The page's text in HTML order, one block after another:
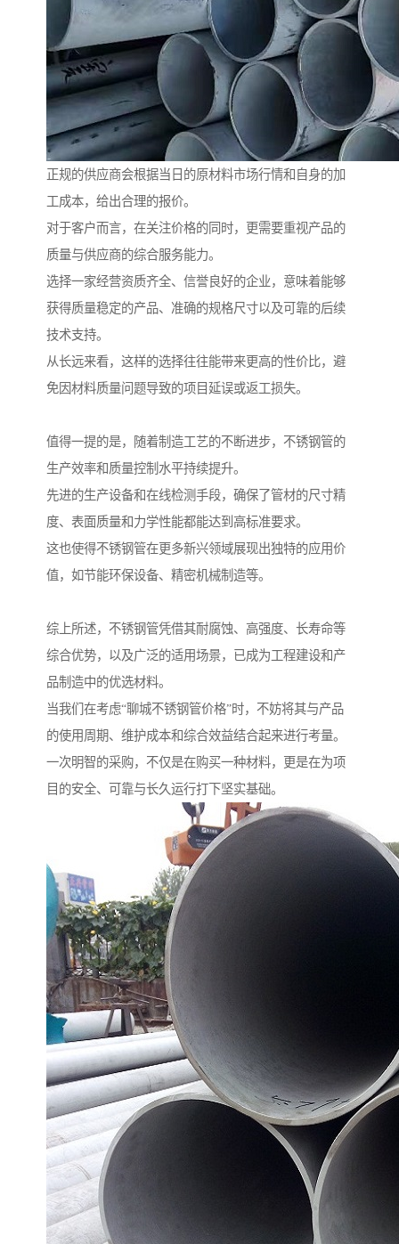
正规的供应商会根据当日的原材料市场行情和自身的加
工成本，给出合理的报价。
对于客户而言，在关注价格的同时，更需要重视产品的
质量与供应商的综合服务能力。
选择一家经营资质齐全、信誉良好的企业，意味着能够
获得质量稳定的产品、准确的规格尺寸以及可靠的后续
技术支持。
从长远来看，这样的选择往往能带来更高的性价比，避
免因材料质量问题导致的项目延误或返工损失。
值得一提的是，随着制造工艺的不断进步，不锈钢管的
生产效率和质量控制水平持续提升。
先进的生产设备和在线检测手段，确保了管材的尺寸精
度、表面质量和力学性能都能达到高标准要求。
这也使得不锈钢管在更多新兴领域展现出独特的应用价
值，如节能环保设备、精密机械制造等。
综上所述，不锈钢管凭借其耐腐蚀、高强度、长寿命等
综合优势，以及广泛的适用场景，已成为工程建设和产
品制造中的优选材料。
当我们在考虑“聊城不锈钢管价格”时，不妨将其与产品
的使用周期、维护成本和综合效益结合起来进行考量。
一次明智的采购，不仅是在购买一种材料，更是在为项
目的安全、可靠与长久运行打下坚实基础。